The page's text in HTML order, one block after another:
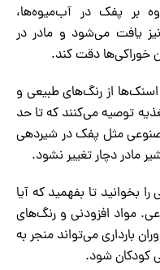
بر پفک در آب‌میوه‌ها،
یافت می‌شود و مادر در
خوراکی‌ها دقت کند.
از رنگ‌های طبیعی و
توصیه می‌کنند که تا حد
مثل پفک در شیردهی
مادر دچار تغییر نشود.
بخوانید تا بفهمید که آیا
مواد افزودنی و رنگ‌های
بارداری می‌تواند منجر به
کودکان شود.